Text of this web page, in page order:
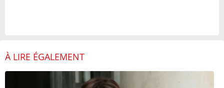
À LIRE ÉGALEMENT